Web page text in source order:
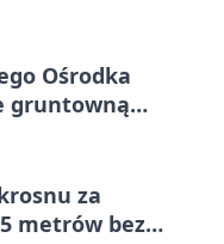
Ośrodka
gruntowną
za
metrów bez